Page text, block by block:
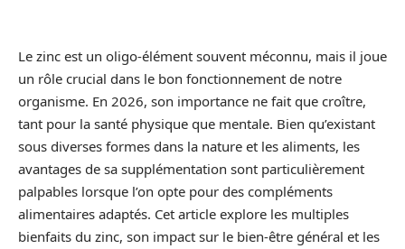
Le zinc est un oligo-élément souvent méconnu, mais il joue
un rôle crucial dans le bon fonctionnement de notre
organisme. En 2026, son importance ne fait que croître,
tant pour la santé physique que mentale. Bien qu’existant
sous diverses formes dans la nature et les aliments, les
avantages de sa supplémentation sont particulièrement
palpables lorsque l’on opte pour des compléments
alimentaires adaptés. Cet article explore les multiples
bienfaits du zinc, son impact sur le bien-être général et les